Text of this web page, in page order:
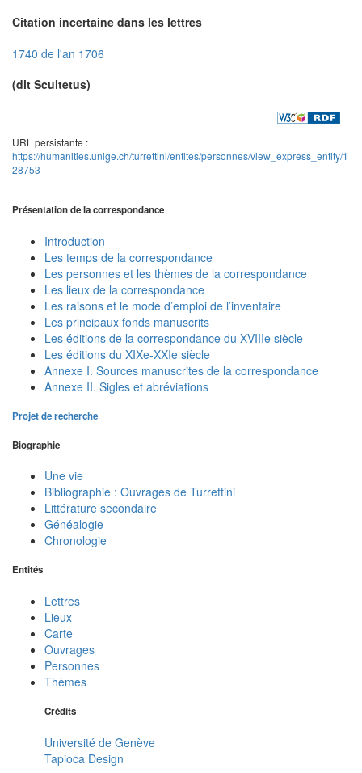
Citation incertaine dans les lettres
1740 de l'an 1706
(dit Scultetus)
URL persistante :
https://humanities.unige.ch/turrettini/entites/personnes/view_express_entity/1
28753
Présentation de la correspondance
Introduction
Les temps de la correspondance
Les personnes et les thèmes de la correspondance
Les lieux de la correspondance
Les raisons et le mode d’emploi de l’inventaire
Les principaux fonds manuscrits
Les éditions de la correspondance du XVIIIe siècle
Les éditions du XIXe-XXIe siècle
Annexe I. Sources manuscrites de la correspondance
Annexe II. Sigles et abréviations
Projet de recherche
Biographie
Une vie
Bibliographie : Ouvrages de Turrettini
Littérature secondaire
Généalogie
Chronologie
Entités
Lettres
Lieux
Carte
Ouvrages
Personnes
Thèmes
Crédits
Université de Genève
Tapioca Design